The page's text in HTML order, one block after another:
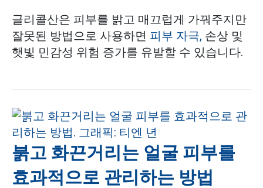
글리콜산은 피부를 밝고 매끄럽게 가꿔주지만
잘못된 방법으로 사용하면 피부 자극, 손상 및
햇빛 민감성 위험 증가를 유발할 수 있습니다.
붉고 화끈거리는 얼굴 피부를
효과적으로 관리하는 방법